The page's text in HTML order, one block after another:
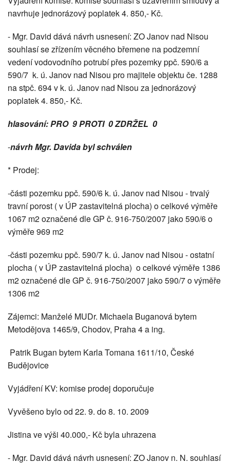
navrhuje jednorázový poplatek 4. 850,- Kč.
- Mgr. David dává návrh usnesení: ZO Janov nad Nisou
souhlasí se zřízením věcného břemene na podzemní
vedení vodovodního potrubí přes pozemky ppč. 590/6 a
590/7 k. ú. Janov nad Nisou pro majitele objektu če. 1288
na stpč. 694 v k. ú. Janov nad Nisou za jednorázový
poplatek 4. 850,- Kč.
hlasování: PRO 9 PROTI 0 ZDRŽEL 0
-návrh Mgr. Davida byl schválen
* Prodej:
-části pozemku ppč. 590/6 k. ú. Janov nad Nisou - trvalý
travní porost ( v ÚP zastavitelná plocha) o celkové výměře
1067 m2 označené dle GP č. 916-750/2007 jako 590/6 o
výměře 969 m2
-části pozemku ppč. 590/7 k. ú. Janov nad Nisou - ostatní
plocha ( v ÚP zastavitelná plocha) o celkové výměře 1386
m2 označené dle GP č. 916-750/2007 jako 590/7 o výměře
1306 m2
Zájemci: Manželé MUDr. Michaela Buganová bytem
Metodějova 1465/9, Chodov, Praha 4 a ing.
Patrik Bugan bytem Karla Tomana 1611/10, České
Budějovice
Vyjádření KV: komise prodej doporučuje
Vyvěšeno bylo od 22. 9. do 8. 10. 2009
Jistina ve výši 40.000,- Kč byla uhrazena
- Mgr. David dává návrh usnesení: ZO Janov n. N. souhlasí